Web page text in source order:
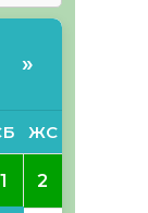
»
ЖС
1 2